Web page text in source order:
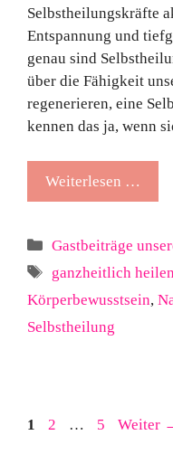
Selbstheilungskräfte
Entspannung und
genau sind
über die Fähigkeit
regenerieren, eine
kennen das ja, wenn
Weiterlesen …
Kategorien
Gastbeiträge
Schlagwörter
ganzheitlich heilen
Körperbewusstsein,
Selbstheilung
Seite
1 Seite
2 … Seite
5 Weiter